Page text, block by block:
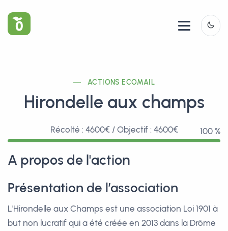
ACTIONS ECOMAIL
Hirondelle aux champs
Récolté : 4600€ / Objectif : 4600€ 100 %
A propos de l'action
Présentation de l’association
L'Hirondelle aux Champs est une association Loi 1901 à
but non lucratif qui a été créée en 2013 dans la Drôme